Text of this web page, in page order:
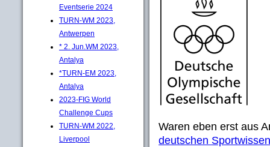
Eventserie 2024
TURN-WM 2023,
Antwerpen
* 2. Jun.WM 2023,
Antalya
*TURN-EM 2023,
Antalya
2023-FIG World
Challenge Cups
TURN-WM 2022,
Liverpool
Waren eben erst aus
deutschen